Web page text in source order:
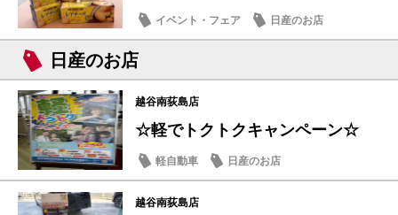
イベント・フェア 日産のお店
日産のお店
越谷南荻島店
☆軽でトクトクキャンペーン☆
軽自動車 日産のお店
越谷南荻島店